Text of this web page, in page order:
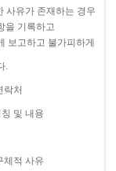
사유가 존재하는 경우
을 기록하고
보고하고 불가피하게
.
락처
및 내용
체적 사유